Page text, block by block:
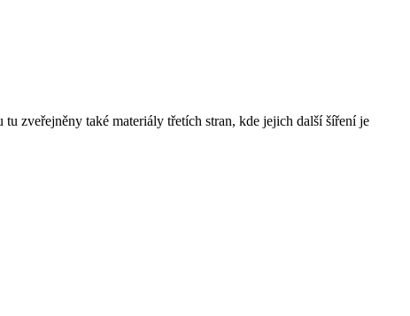
zveřejněny také materiály třetích stran, kde jejich další šíření je